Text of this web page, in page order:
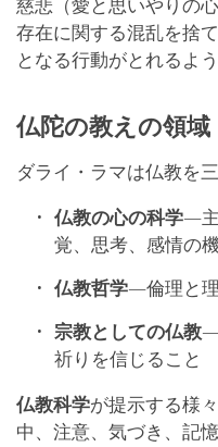
慈悲（愛と思いやりの
存在に関する混乱を捨
となる行動がとれるよ
仏陀の教えの領域
ダライ・ラマは仏教を
仏教の心の科学―主
覚、思考、感情の
仏教哲学―倫理と
宗教としての仏教―
祈りを信じること
仏教科学が提示する様
中、注意、気づき、記